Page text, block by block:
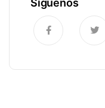
Síguenos